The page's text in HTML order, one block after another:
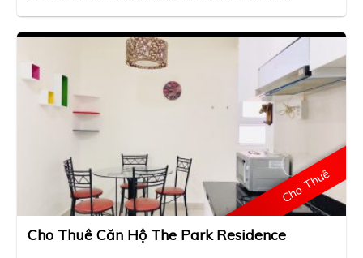
Cho Thuê
Cho Thuê Căn Hộ The Park Residence